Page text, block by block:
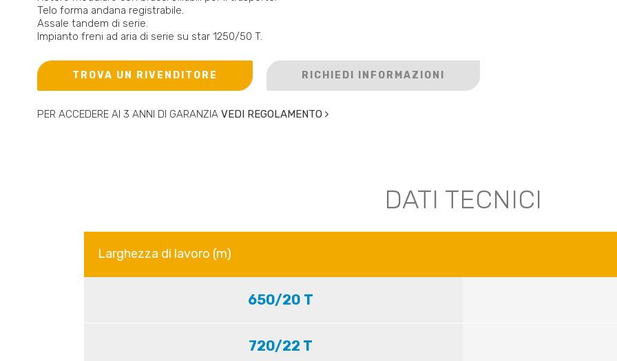
Telo forma andana registrabile.
Assale tandem di serie.
Impianto freni ad aria di serie su star 1250/50 T.
TROVA UN RIVENDITORE RICHIEDI INFORMAZIONI
PER ACCEDERE AI 3 ANNI DI GARANZIA VEDI REGOLAMENTO 
DATI TECNICI
Larghezza di lavoro (m)
650/20 T
720/22 T